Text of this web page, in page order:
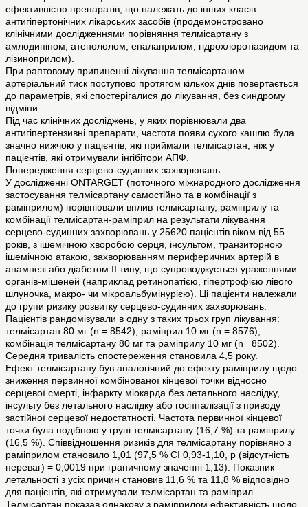
ефективністю препаратів, що належать до інших класів
антигіпертонічних лікарських засобів (продемонстровано
клінічними дослідженнями порівняння телмісартану з
амлодипіном, атенололом, еналаприлом, гідрохлоротіазидом та
лізиноприлом).
При раптовому припиненні лікування телмісартаном
артеріальний тиск поступово протягом кількох днів повертається
до параметрів, які спостерігалися до лікування, без синдрому
відміни.
Під час клінічних досліджень, у яких порівнювали два
антигіпертензивні препарати, частота появи сухого кашлю була
значно нижчою у пацієнтів, які приймали телмісартан, ніж у
пацієнтів, які отримували інгібітори АПФ.
Попередження серцево-судинних захворювань
У дослідженні ONTARGET (поточного міжнародного дослідження
застосування телмісартану самостійно та в комбінації з
раміприлом) порівнювали вплив телмісартану, раміприлу та
комбінації телмісартан-раміприл на результати лікування
серцево-судинних захворювань у 25620 пацієнтів віком від 55
років, з ішемічною хворобою серця, інсультом, транзиторною
ішемічною атакою, захворюванням периферичних артерій в
анамнезі або діабетом ІІ типу, що супроводжується ураженнями
органів-мішеней (наприклад ретинопатією, гіпертрофією лівого
шлуночка, макро- чи мікроальбумінурією). Ці пацієнти належали
до групи ризику розвитку серцево-судинних захворювань.
Пацієнтів рандомізували в одну з таких трьох груп лікування:
телмісартан 80 мг (n = 8542), раміприл 10 мг (n = 8576),
комбінація телмісартану 80 мг та раміприлу 10 мг (n =8502).
Середня тривалість спостереження становила 4,5 року.
Ефект телмісартану був аналогічний до ефекту раміприлу щодо
зниження первинної комбінованої кінцевої точки відносно
серцевої смерті, інфаркту міокарда без летального наслідку,
інсульту без летального наслідку або госпіталізації з приводу
застійної серцевої недостатності. Частота первинної кінцевої
точки була подібною у групі телмісартану (16,7 %) та раміприлу
(16,5 %). Співвідношення ризиків для телмісартану порівняно з
раміприлом становило 1,01 (97,5 % CI 0,93-1,10, p (відсутність
переваг) = 0,0019 при граничному значенні 1,13). Показник
летальності з усіх причин становив 11,6 % та 11,8 % відповідно
для пацієнтів, які отримували телмісартан та раміприл.
Телмісартан показав однакову з раміприлом ефективність щодо